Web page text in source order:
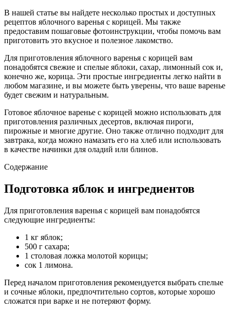
В нашей статье вы найдете несколько простых и доступных
рецептов яблочного варенья с корицей. Мы также
предоставим пошаговые фотоинструкции, чтобы помочь вам
приготовить это вкусное и полезное лакомство.
Для приготовления яблочного варенья с корицей вам
понадобятся свежие и спелые яблоки, сахар, лимонный сок и,
конечно же, корица. Эти простые ингредиенты легко найти в
любом магазине, и вы можете быть уверены, что ваше варенье
будет свежим и натуральным.
Готовое яблочное варенье с корицей можно использовать для
приготовления различных десертов, включая пироги,
пирожные и многие другие. Оно также отлично подходит для
завтрака, когда можно намазать его на хлеб или использовать
в качестве начинки для оладий или блинов.
Содержание
Подготовка яблок и ингредиентов
Для приготовления варенья с корицей вам понадобятся
следующие ингредиенты:
1 кг яблок;
500 г сахара;
1 столовая ложка молотой корицы;
сок 1 лимона.
Перед началом приготовления рекомендуется выбрать спелые
и сочные яблоки, предпочтительно сортов, которые хорошо
сложатся при варке и не потеряют форму.